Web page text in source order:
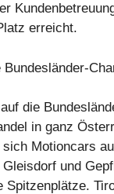
erreicht.
die
in ganz
Motioncars
und
Spitzenplätze.